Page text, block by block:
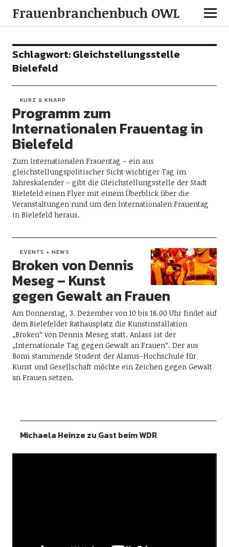
Frauenbranchenbuch OWL
Schlagwort:Gleichstellungsstelle
Bielefeld
KURZ & KNAPP
Programm zum
Internationalen Frauentag in
Bielefeld
Zum Internationalen Frauentag – ein aus
gleichstellungspolitischer Sicht wichtiger Tag im
Jahreskalender – gibt die Gleichstellungsstelle der Stadt
Bielefeld einen Flyer mit einem Überblick über die
Veranstaltungen rund um den Internationalen Frauentag
in Bielefeld heraus.
EVENTS + NEWS
Broken von Dennis
Meseg – Kunst
gegen Gewalt an Frauen
Am Donnerstag, 3. Dezember von 10 bis 18.00 Uhr findet auf
dem Bielefelder Rathausplatz die Kunstinstallation
„Broken“ von Dennis Meseg statt. Anlass ist der
„Internationale Tag gegen Gewalt an Frauen“. Der aus
Bonn stammende Student der Alanus-Hochschule für
Kunst und Gesellschaft möchte ein Zeichen gegen Gewalt
an Frauen setzen.
Michaela Heinze zu Gast beim WDR